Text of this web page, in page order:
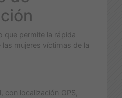
que permite la rápida
mujeres víctimas de la
con localización GPS,